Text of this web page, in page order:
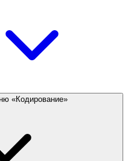
«Кодирование»